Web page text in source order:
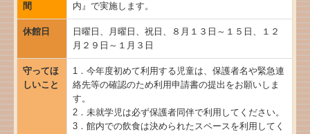
間
内』で実施します。
休館日
日曜日、月曜日、祝日、８月１３日～１５日、１２
月２９日～１月３日
守ってほ
しいこと
1．今年度初めて利用する児童は、保護者名や緊急連
絡先等の確認のため利用申請書の提出をお願いしま
す。
2．未就学児は必ず保護者同伴で利用してください。
3．館内での飲食は決められたスペースを利用してく